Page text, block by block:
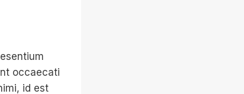
occaecati
id est